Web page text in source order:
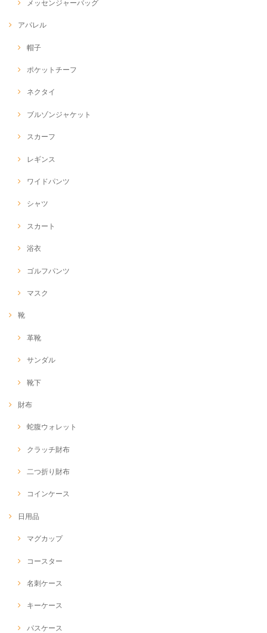
メッセンジャーバッグ
アパレル
帽子
ポケットチーフ
ネクタイ
ブルゾンジャケット
スカーフ
レギンス
ワイドパンツ
シャツ
スカート
浴衣
ゴルフパンツ
マスク
靴
革靴
サンダル
靴下
財布
蛇腹ウォレット
クラッチ財布
二つ折り財布
コインケース
日用品
マグカップ
コースター
名刺ケース
キーケース
パスケース